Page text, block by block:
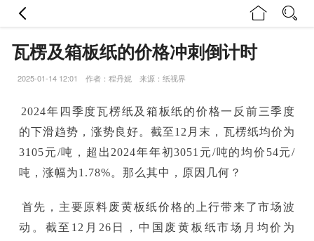
瓦楞及箱板纸的价格冲刺倒计时
2025-01-14 12:01 作者：程丹妮 来源：纸视界
年四季度瓦楞纸及箱板纸的价格一反前三季度
的下滑趋势，涨势良好。截至12月末，瓦楞纸均价为
3105元/吨，超出2024年年初3051元/吨的均价54元/
吨，涨幅为1.78%。那么其中，原因几何？
先，主要原料废黄板纸价格的上行带来了市场波
动。截至12月26日，中国废黄板纸市场月均价为